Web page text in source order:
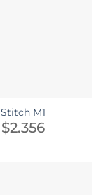
Stitch M1
$2.356